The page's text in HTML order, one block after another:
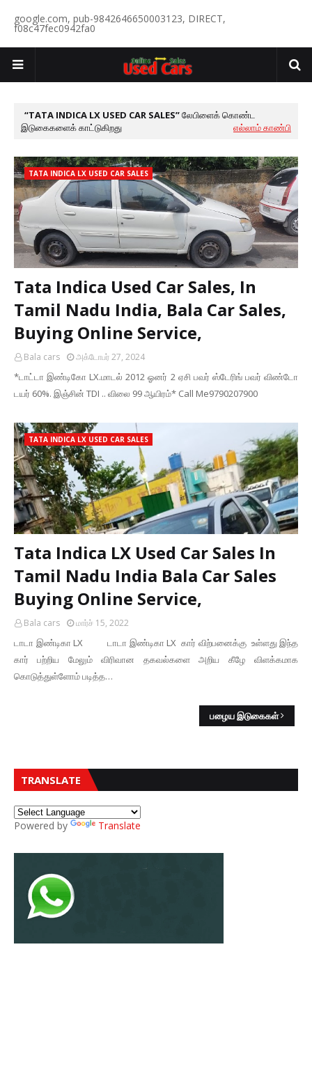
google.com, pub-9842646650003123, DIRECT,
f08c47fec0942fa0
TATA INDICA LX USED CAR SALES லேபிளைக் கொண்ட
இடுகைகளைக் காட்டுகிறது
எல்லாம் காண்பி
TATA INDICA LX USED CAR SALES
Tata Indica Used Car Sales, In
Tamil Nadu India, Bala Car Sales,
Buying Online Service,
Bala cars அக்டோபர் 27, 2024
*டாட்டா இண்டிகோ LX.மாடல் 2012 ஓனர் 2 ஏசி பவர் ஸ்டேரிங் பவர் விண்டோ
டயர் 60%. இஞ்சின் TDI .. விலை 99 ஆயிரம்* Call Me9790207900
TATA INDICA LX USED CAR SALES
Tata Indica LX Used Car Sales In
Tamil Nadu India Bala Car Sales
Buying Online Service,
Bala cars மார்ச் 15, 2022
டாடா இண்டிகா LX டாடா இண்டிகா LX கார் விற்பனைக்கு உள்ளது இந்த
கார் பற்றிய மேலும் விரிவான தகவல்களை அறிய கீழே விளக்கமாக
கொடுத்துள்ளோம் படித்த…
பழைய இடுகைகள்
TRANSLATE
Powered by Translate